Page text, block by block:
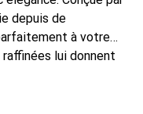
depuis de
à votre
lui donnent